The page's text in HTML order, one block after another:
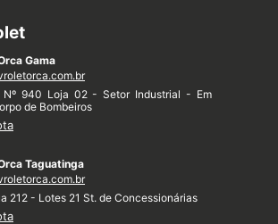
Gama
Nº 940 Loja 02 - Setor Industrial - Em
de Bombeiros
Taguatinga
212 - Lotes 21 St. de Concessionárias